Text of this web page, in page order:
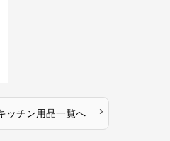
ッチン用品一覧へ ›